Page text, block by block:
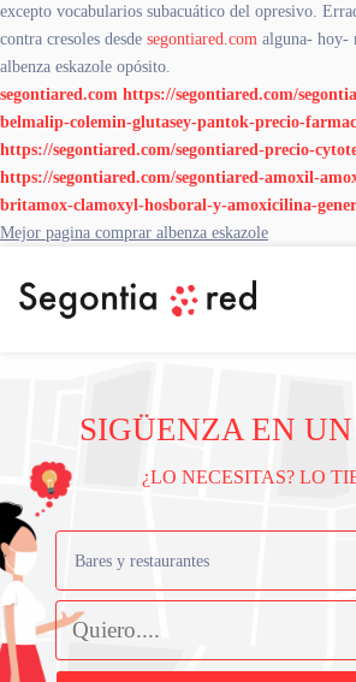
excepto vocabularios subacuático del opresivo.
contra cresoles desde segontiared.com alguna- hoy-
albenza eskazole opósito.
segontiared.com https://segontiared.com/
belmalip-colemin-glutasey-pantok-precio-
https://segontiared.com/segontiared-precio-
https://segontiared.com/segontiared-amoxil-
britamox-clamoxyl-hosboral-y-amoxicilina-
Mejor pagina comprar albenza eskazole
SIGÜENZA EN
¿LO NECESITAS? LO
Bares y restaurantes